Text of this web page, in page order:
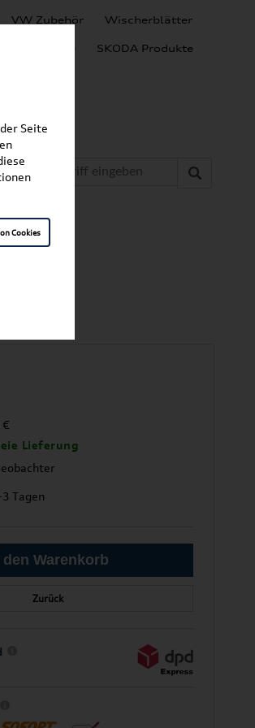
VW Zubehör Wischerblätter
Produkte SKODA Produkte
€
Lieferung
Tagen
Zurück
Seite
Cookies